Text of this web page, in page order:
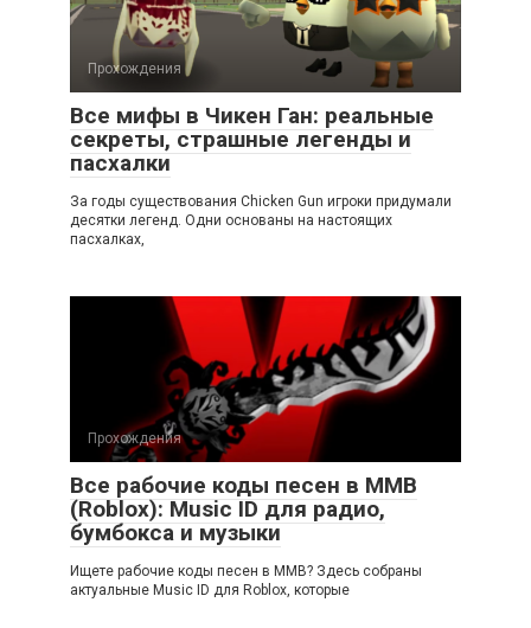
Прохождения
Все мифы в Чикен Ган: реальные
секреты, страшные легенды и
пасхалки
За годы существования Chicken Gun игроки придумали
десятки легенд. Одни основаны на настоящих
пасхалках,
Прохождения
Все рабочие коды песен в ММВ
(Roblox): Music ID для радио,
бумбокса и музыки
Ищете рабочие коды песен в ММВ? Здесь собраны
актуальные Music ID для Roblox, которые